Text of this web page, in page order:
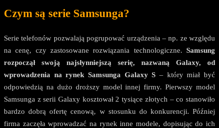
Czym są serie Samsunga?
Serie telefonów pozwalają pogrupować urządzenia – np. ze względu
na cenę, czy zastosowane rozwiązania technologiczne. Samsung
rozpoczął swoją najsłynniejszą serię, nazwaną Galaxy, od
wprowadzenia na rynek Samsunga Galaxy S – który miał być
odpowiedzią na dużo droższy model innej firmy. Pierwszy model
Samsunga z serii Galaxy kosztował 2 tysiące złotych – co stanowiło
bardzo dobrą ofertę cenową, w stosunku do konkurencji. Później
firma zaczęła wprowadzać na rynek inne modele, dopisując do ich